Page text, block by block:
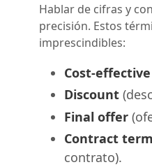
Hablar de cifras y
precisión. Estos
imprescindibles:
Cost-effective
Discount
Final offer
Contract
contrato).